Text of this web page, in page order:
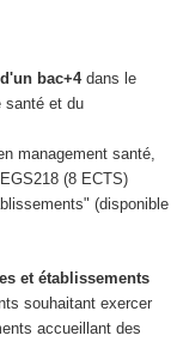
bac+4dans le
santé et du
management santé,
(8 ECTS)
(disponible
et établissements
souhaitant exercer
accueillant des